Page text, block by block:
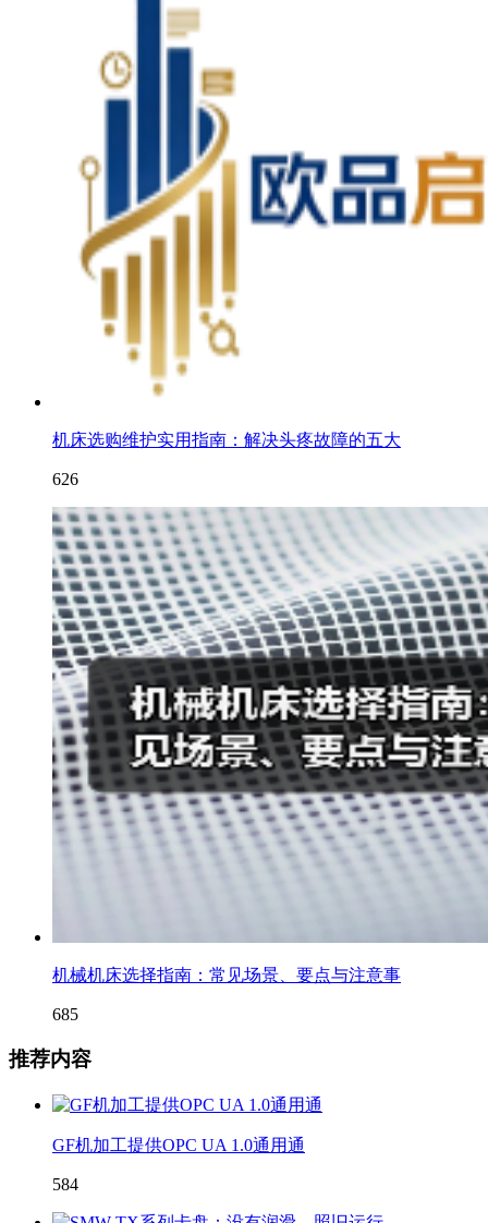
机床选购维护实用指南：解决头疼故障的五大
626
机械机床选择指南：常见场景、要点与注意事
685
推荐内容
GF机加工提供OPC UA 1.0通用通
584